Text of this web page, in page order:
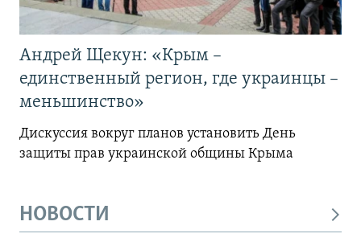
Андрей Щекун: «Крым –
единственный регион, где украинцы –
меньшинство»
Дискуссия вокруг планов установить День
защиты прав украинской общины Крыма
НОВОСТИ